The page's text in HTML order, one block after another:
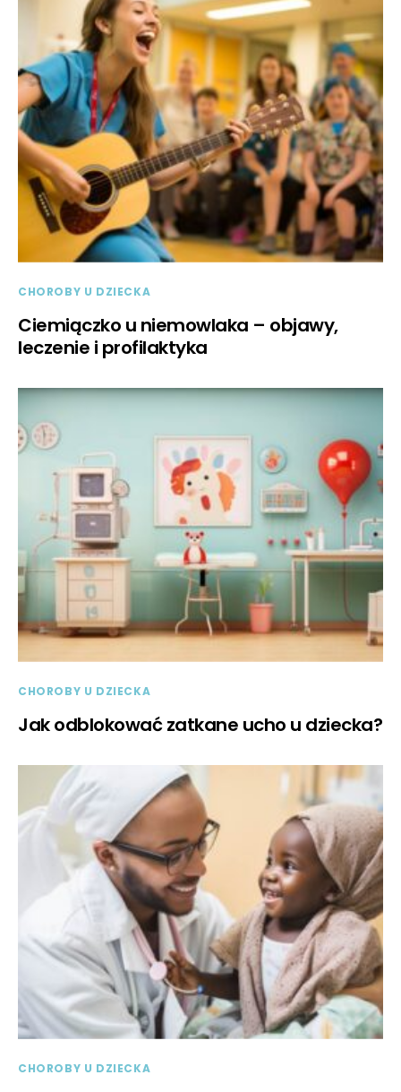
CHOROBY U DZIECKA
Ciemiączko u niemowlaka – objawy,
leczenie i profilaktyka
CHOROBY U DZIECKA
Jak odblokować zatkane ucho u dziecka?
CHOROBY U DZIECKA